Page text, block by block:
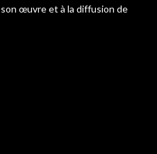
son œuvre et à la diffusion de